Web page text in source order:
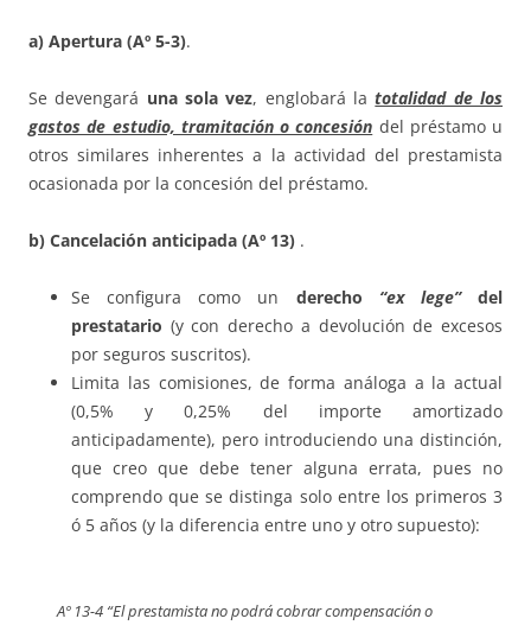
a) Apertura (Aº 5-3).
Se devengará una sola vez, englobará latotalidad de los
gastos de estudio, tramitación o concesión del préstamo u
otros similares inherentes a la actividad del prestamista
ocasionada por la concesión del préstamo.
b) Cancelación anticipada (Aº 13) .
Se configura como un derecho “ex lege”del
prestatario (y con derecho a devolución de excesos
por seguros suscritos).
Limita las comisiones, de forma análoga a la actual
(0,5% y 0,25% del importe amortizado
anticipadamente), pero introduciendo una distinción,
que creo que debe tener alguna errata, pues no
comprendo que se distinga solo entre los primeros 3
ó 5 años (y la diferencia entre uno y otro supuesto):
Aº 13-4 “El prestamista no podrá cobrar compensación o